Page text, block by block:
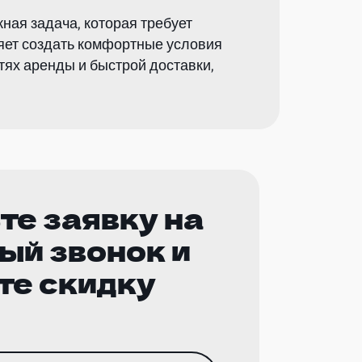
задача, которая требует
создать комфортные условия
аренды и быстрой доставки,
заявку на
звонок и
скидку